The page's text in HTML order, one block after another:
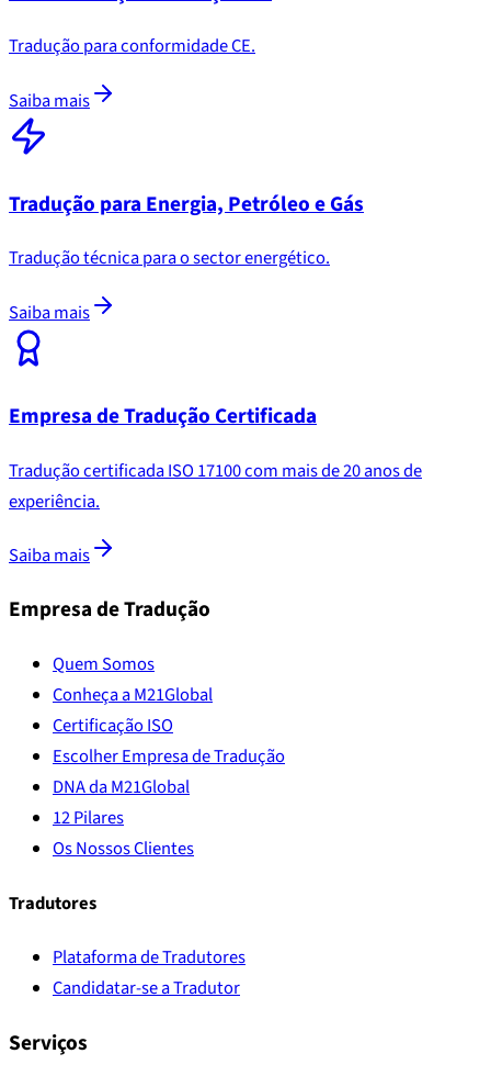
Tradução para conformidade CE.
Saiba mais
Tradução para Energia, Petróleo e Gás
Tradução técnica para o sector energético.
Saiba mais
Empresa de Tradução Certificada
Tradução certificada ISO 17100 com mais de 20 anos de
experiência.
Saiba mais
Empresa de Tradução
Quem Somos
Conheça a M21Global
Certificação ISO
Escolher Empresa de Tradução
DNA da M21Global
12 Pilares
Os Nossos Clientes
Tradutores
Plataforma de Tradutores
Candidatar-se a Tradutor
Serviços